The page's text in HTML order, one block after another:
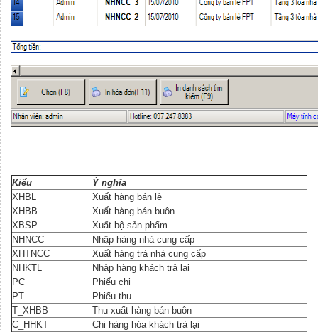
Kiểu
Ý nghĩa
XHBL
Xuất hàng bán lẻ
XHBB
Xuất hàng bán buôn
XBSP
Xuất bộ sản phẩm
NHNCC
Nhập hàng nhà cung cấp
XHTNCC
Xuất hàng trả nhà cung cấp
NHKTL
Nhập hàng khách trả lại
PC
Phiếu chi
PT
Phiếu thu
T_XHBB
Thu xuất hàng bán buôn
C_HHKT
Chi hàng hóa khách trả lại